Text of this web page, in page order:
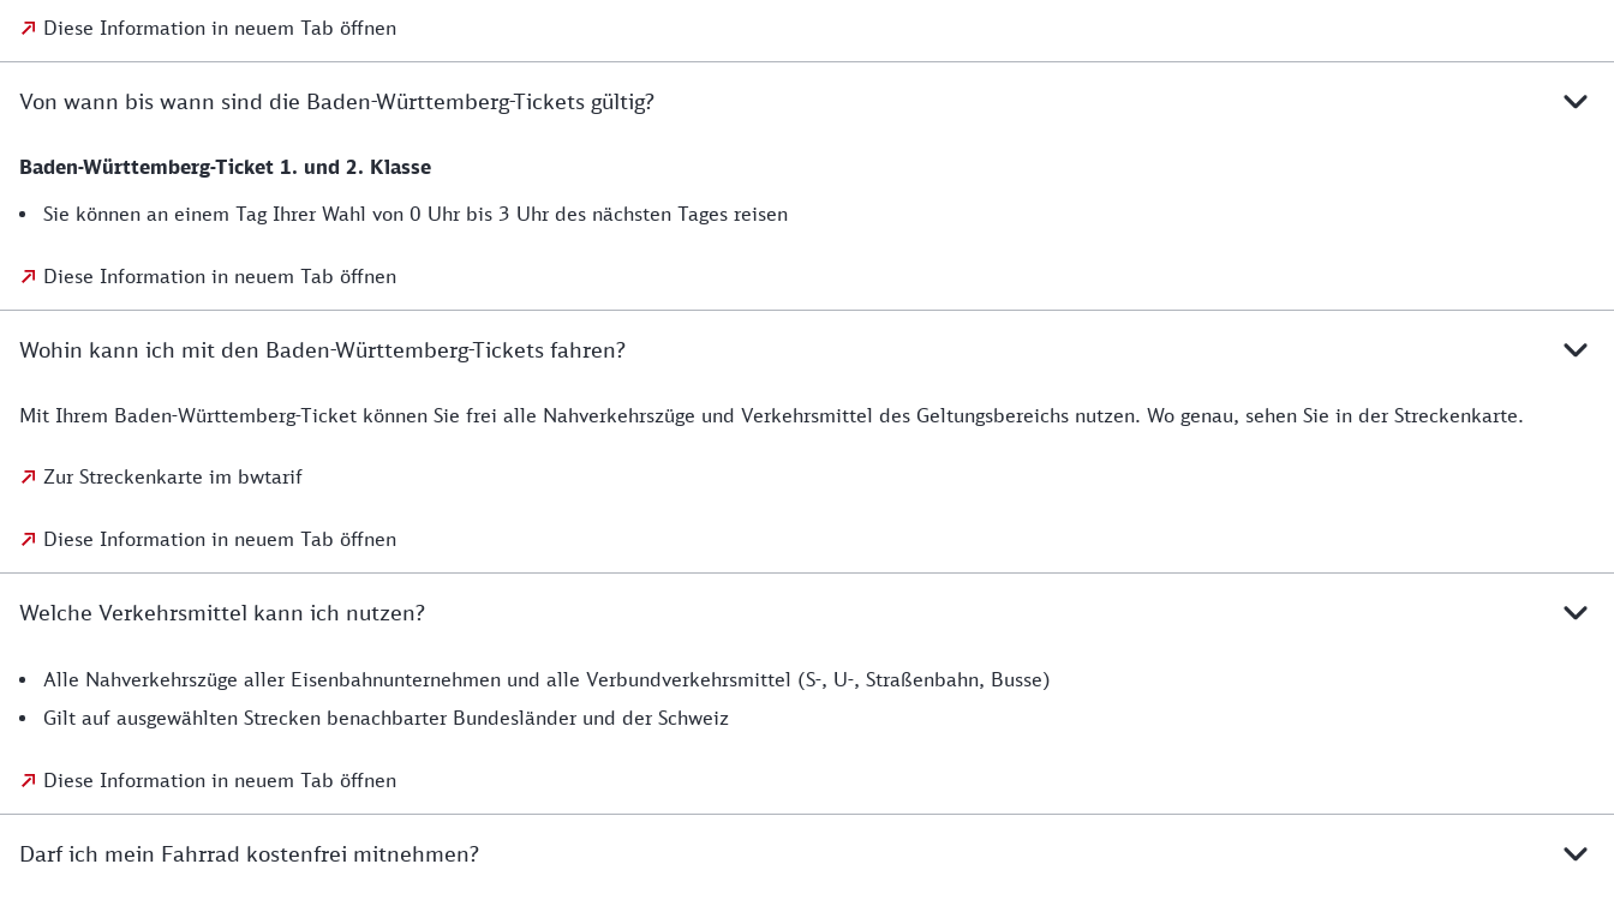
Diese Information in neuem Tab öffnen
Von wann bis wann sind die Baden-Württemberg-Tickets gültig?
Baden-Württemberg-Ticket 1. und 2. Klasse
Sie können an einem Tag Ihrer Wahl von 0 Uhr bis 3 Uhr des nächsten Tages reisen
Diese Information in neuem Tab öffnen
Wohin kann ich mit den Baden-Württemberg-Tickets fahren?
Mit Ihrem Baden-Württemberg-Ticket können Sie frei alle Nahverkehrszüge und Verkehrsmittel des Geltungsbereichs nutzen. Wo genau, sehen Sie in der Streckenkarte.
Zur Streckenkarte im bwtarif
Diese Information in neuem Tab öffnen
Welche Verkehrsmittel kann ich nutzen?
Alle Nahverkehrszüge aller Eisenbahnunternehmen und alle Verbundverkehrsmittel (S-, U-, Straßenbahn, Busse)
Gilt auf ausgewählten Strecken benachbarter Bundesländer und der Schweiz
Diese Information in neuem Tab öffnen
Darf ich mein Fahrrad kostenfrei mitnehmen?